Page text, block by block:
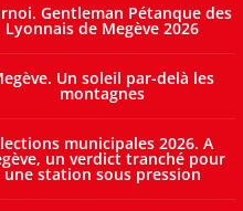
Gentleman Pétanque des
Lyonnais de Megève 2026
Un soleil par-delà les
montagnes
municipales 2026. A
un verdict tranché pour
une station sous pression